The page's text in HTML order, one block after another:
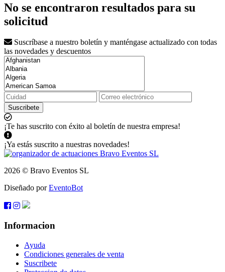
No se encontraron resultados para su
solicitud
Suscríbase a nuestro boletín y manténgase actualizado con todas
las novedades y descuentos
Suscribete
¡Te has suscrito con éxito al boletín de nuestra empresa!
¡Ya estás suscrito a nuestras novedades!
2026 © Bravo Eventos SL
Diseñado porEventoBot
Informacion
Ayuda
Condiciones generales de venta
Suscribete